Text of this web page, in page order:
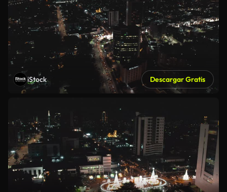
iStock Descargar Gratis